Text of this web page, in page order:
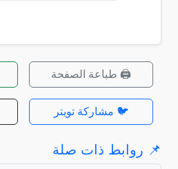
🖨️ طباعة الصفحة
🐦 مشاركة تويتر
📌 روابط ذات صلة